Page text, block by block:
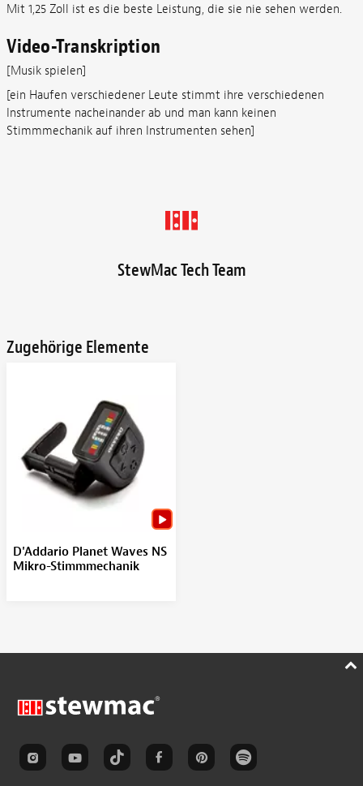
Mit 1,25 Zoll ist es die beste Leistung, die sie nie sehen werden.
Video-Transkription
[Musik spielen]
[ein Haufen verschiedener Leute stimmt ihre verschiedenen
Instrumente nacheinander ab und man kann keinen
Stimmmechanik auf ihren Instrumenten sehen]
StewMac Tech Team
Zugehörige Elemente
D'Addario Planet Waves NS
Mikro-Stimmmechanik